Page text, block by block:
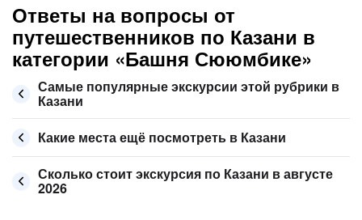
Ответы на вопросы от
путешественников по Казани в
категории «Башня Сююмбике»
Самые популярные экскурсии этой рубрики в
Казани
Какие места ещё посмотреть в Казани
Сколько стоит экскурсия по Казани в августе
2026